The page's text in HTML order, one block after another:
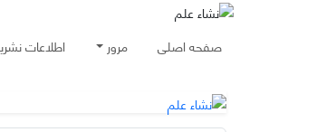
صفحه اصلی مرور اطلاعات